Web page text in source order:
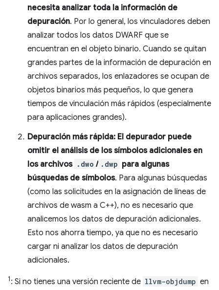
necesita analizar toda la información de
depuración. Por lo general, los vinculadores deben
analizar todos los datos DWARF que se
encuentran en el objeto binario. Cuando se quitan
grandes partes de la información de depuración en
archivos separados, los enlazadores se ocupan de
objetos binarios más pequeños, lo que genera
tiempos de vinculación más rápidos (especialmente
para aplicaciones grandes).
Depuración más rápida: El depurador puede
omitir el análisis de los símbolos adicionales en
los archivos .dwo / .dwp para algunas
búsquedas de símbolos. Para algunas búsquedas
(como las solicitudes en la asignación de líneas de
archivos de wasm a C++), no es necesario que
analicemos los datos de depuración adicionales.
Esto nos ahorra tiempo, ya que no es necesario
cargar ni analizar los datos de depuración
adicionales.
1: Si no tienes una versión reciente de llvm-objdump en